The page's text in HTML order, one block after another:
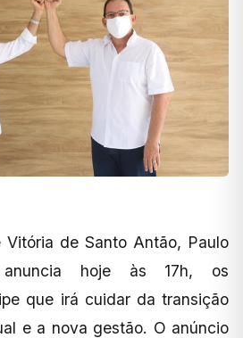
de Santo Antão, Paulo
anuncia hoje às 17h, os
que irá cuidar da transição
e a nova gestão. O anúncio